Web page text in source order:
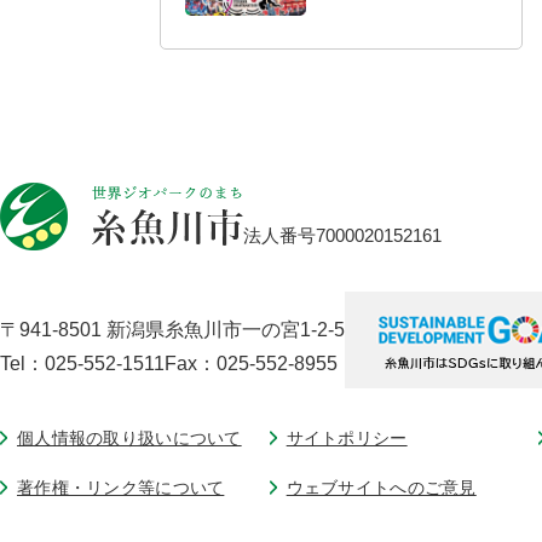
法人番号7000020152161
〒941-8501 新潟県糸魚川市一の宮1-2-5
Tel：025-552-1511Fax：025-552-8955
個人情報の取り扱いについて サイトポリシー
著作権・リンク等について ウェブサイトへのご意見